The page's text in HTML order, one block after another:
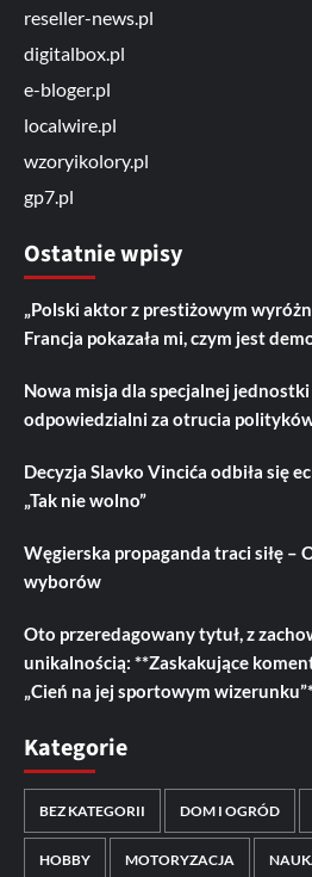
reseller-news.pl
digitalbox.pl
e-bloger.pl
localwire.pl
wzoryikolory.pl
gp7.pl
Ostatnie wpisy
„Polski aktor z prestiżowym
Francja pokazała mi, czym jest
Nowa misja dla specjalnej
odpowiedzialni za otrucia
Decyzja Slavko Vincića odbiła się
„Tak nie wolno”
Węgierska propaganda traci siłę –
wyborów
Oto przeredagowany tytuł, z
unikalnością: **Zaskakujące
„Cień na jej sportowym
Kategorie
BEZ KATEGORII DOM I OGRÓD
HOBBY MOTORYZACJA